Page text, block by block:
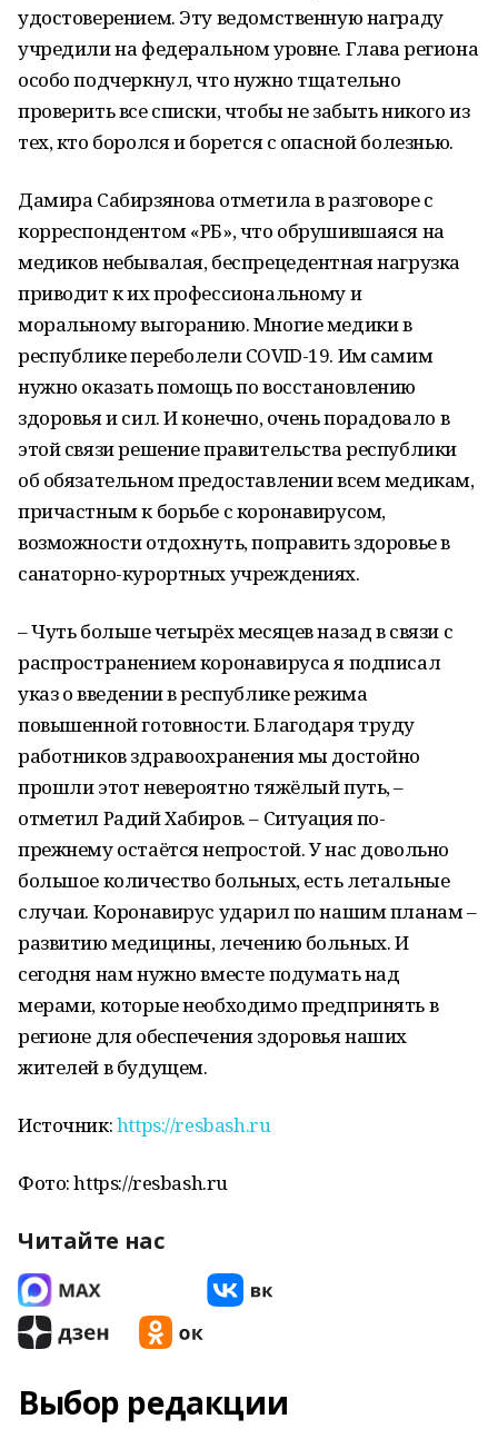
удостоверением. Эту ведомственную награду
учредили на федеральном уровне. Глава региона
особо подчеркнул, что нужно тщательно
проверить все списки, чтобы не забыть никого из
тех, кто боролся и борется с опасной болезнью.
Дамира Сабирзянова отметила в разговоре с
корреспондентом «РБ», что обрушившаяся на
медиков небывалая, беспрецедентная нагрузка
приводит к их профессиональному и
моральному выгоранию. Многие медики в
республике переболели COVID-19. Им самим
нужно оказать помощь по восстановлению
здоровья и сил. И конечно, очень порадовало в
этой связи решение правительства республики
об обязательном предоставлении всем медикам,
причастным к борьбе с коронавирусом,
возможности отдохнуть, поправить здоровье в
санаторно-курортных учреждениях.
– Чуть больше четырёх месяцев назад в связи с
распространением коронавируса я подписал
указ о введении в республике режима
повышенной готовности. Благодаря труду
работников здравоохранения мы достойно
прошли этот невероятно тяжёлый путь, –
отметил Радий Хабиров. – Ситуация по-
прежнему остаётся непростой. У нас довольно
большое количество больных, есть летальные
случаи. Коронавирус ударил по нашим планам –
развитию медицины, лечению больных. И
сегодня нам нужно вместе подумать над
мерами, которые необходимо предпринять в
регионе для обеспечения здоровья наших
жителей в будущем.
Источник:https://resbash.ru
Фото: https://resbash.ru
Читайте нас
Выбор редакции